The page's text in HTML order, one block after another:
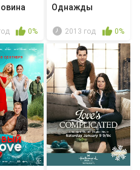
0%
Однажды
2013 год 0%